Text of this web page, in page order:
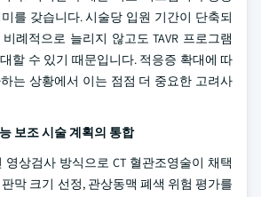
를 갖습니다. 시술당 입원 기간이 단축되
례적으로 늘리지 않고도 TAVR 프로그램
할 수 있기 때문입니다. 적응증 확대에 따
는 상황에서 이는 점점 더 중요한 고려사
보조 시술 계획의 통합
영상검사 방식으로 CT 혈관조영술이 채택
막 크기 선정, 관상동맥 폐색 위험 평가를